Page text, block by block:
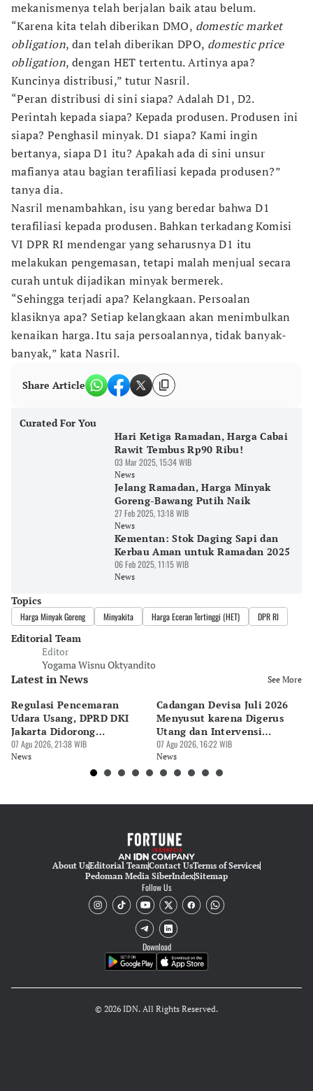
mekanismenya telah berjalan baik atau belum.
“Karena kita telah diberikan DMO, domestic market
obligation, dan telah diberikan DPO, domestic price
obligation, dengan HET tertentu. Artinya apa?
Kuncinya distribusi,” tutur Nasril.
“Peran distribusi di sini siapa? Adalah D1, D2.
Perintah kepada siapa? Kepada produsen. Produsen ini
siapa? Penghasil minyak. D1 siapa? Kami ingin
bertanya, siapa D1 itu? Apakah ada di sini unsur
mafianya atau bagian terafiliasi kepada produsen?”
tanya dia.
Nasril menambahkan, isu yang beredar bahwa D1
terafiliasi kepada produsen. Bahkan terkadang Komisi
VI DPR RI mendengar yang seharusnya D1 itu
melakukan pengemasan, tetapi malah menjual secara
curah untuk dijadikan minyak bermerek.
“Sehingga terjadi apa? Kelangkaan. Persoalan
klasiknya apa? Setiap kelangkaan akan menimbulkan
kenaikan harga. Itu saja persoalannya, tidak banyak-
banyak,” kata Nasril.
Share Article
Curated For You
Hari Ketiga Ramadan, Harga Cabai
Rawit Tembus Rp90 Ribu!
03 Mar 2025, 15:34 WIB
News
Jelang Ramadan, Harga Minyak
Goreng-Bawang Putih Naik
27 Feb 2025, 13:18 WIB
News
Kementan: Stok Daging Sapi dan
Kerbau Aman untuk Ramadan 2025
06 Feb 2025, 11:15 WIB
News
Topics
Harga Minyak Goreng Minyakita Harga Eceran Tertinggi (HET) DPR RI
Editorial Team
Editor
Yogama Wisnu Oktyandito
Latest in News See More
Regulasi Pencemaran
Udara Usang, DPRD DKI
Jakarta Didorong
Prioritaskan Revisi Perda
07 Agu 2026, 21:38 WIB
News
Cadangan Devisa Juli 2026
Menyusut karena Digerus
Utang dan Intervensi
Rupiah
07 Agu 2026, 16:22 WIB
News
About UsEditorial TeamContact UsTerms of Services
Pedoman Media SiberIndexSitemap
Follow Us
Download
© 2026 IDN. All Rights Reserved.